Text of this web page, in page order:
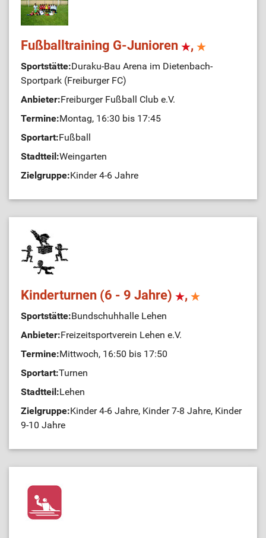
Fußballtraining G-Junioren ,
Sportstätte:Duraku-Bau Arena im Dietenbach-
Sportpark (Freiburger FC)
Anbieter:Freiburger Fußball Club e.V.
Termine:Montag, 16:30 bis 17:45
Sportart:Fußball
Stadtteil:Weingarten
Zielgruppe:Kinder 4-6 Jahre
Kinderturnen (6 - 9 Jahre) ,
Sportstätte:Bundschuhhalle Lehen
Anbieter:Freizeitsportverein Lehen e.V.
Termine:Mittwoch, 16:50 bis 17:50
Sportart:Turnen
Stadtteil:Lehen
Zielgruppe:Kinder 4-6 Jahre, Kinder 7-8 Jahre, Kinder
9-10 Jahre